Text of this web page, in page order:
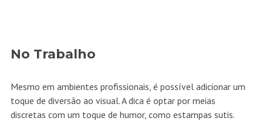
No Trabalho
Mesmo em ambientes profissionais, é possível adicionar um
toque de diversão ao visual. A dica é optar por meias
discretas com um toque de humor, como estampas sutis.